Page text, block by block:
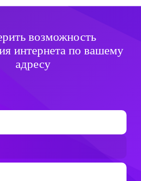
возможность
интернета по вашему
адресу